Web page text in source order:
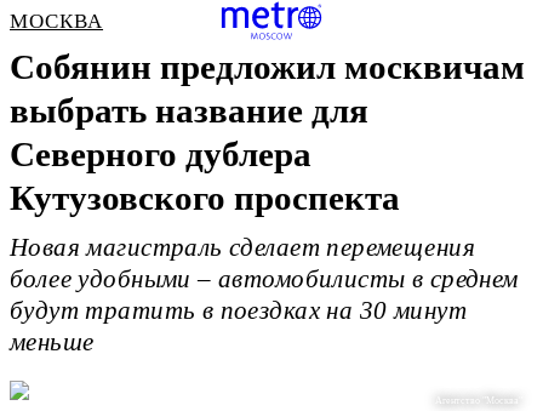
МОСКВА
Собянин предложил москвичам
выбрать название для
Северного дублера
Кутузовского проспекта
Новая магистраль сделает перемещения
более удобными – автомобилисты в среднем
будут тратить в поездках на 30 минут
меньше
Агентство "Москва"